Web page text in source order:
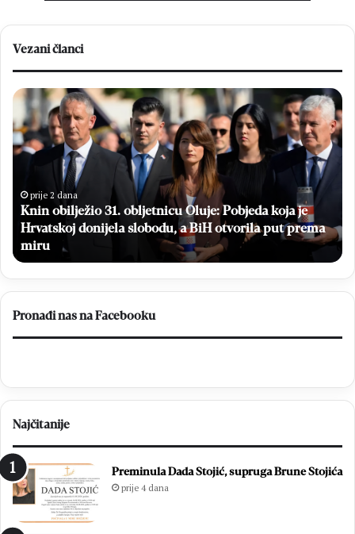
Vezani članci
Knin
obilježio
31.
obljetnicu
koja
Hrvatskoj
donijela
slobodu,
a
BiH
otvorila
prije 2 dana
Knin obilježio 31. obljetnicu Oluje: Pobjeda koja je
Hrvatskoj donijela slobodu, a BiH otvorila put prema
miru
Pronađi nas na Facebooku
Najčitanije
Preminula Dada Stojić, supruga Brune Stojića
prije 4 dana